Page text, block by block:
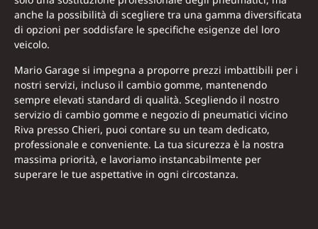
anche la possibilità di scegliere tra una gamma diversificata
di opzioni per soddisfare le specifiche esigenze del loro
veicolo.
Mario Garage si impegna a proporre prezzi imbattibili per i
nostri servizi, incluso il cambio gomme, mantenendo
sempre elevati standard di qualità. Scegliendo il nostro
servizio di cambio gomme e negozio di pneumatici vicino
Riva presso Chieri, puoi contare su un team dedicato,
professionale e conveniente. La tua sicurezza è la nostra
massima priorità, e lavoriamo instancabilmente per
superare le tue aspettative in ogni circostanza.